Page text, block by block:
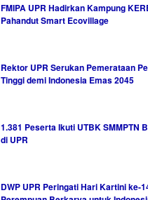
FMIPA UPR Hadirkan Kampung
Pahandut Smart Ecovillage
Rektor UPR Serukan Pemerataan
Tinggi demi Indonesia Emas 2045
1.381 Peserta Ikuti UTBK SMMPTN
di UPR
DWP UPR Peringati Hari Kartini ke-